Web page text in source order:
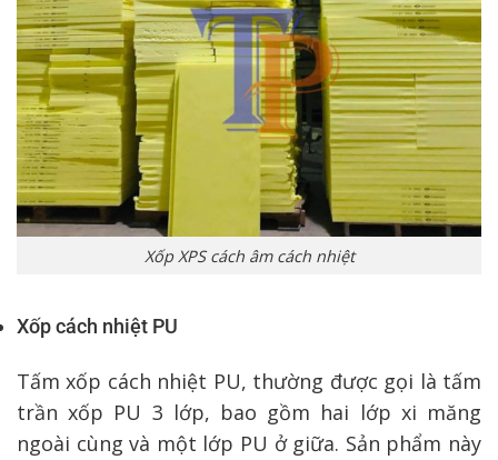
Xốp XPS cách âm cách nhiệt
Xốp cách nhiệt PU
Tấm xốp cách nhiệt PU, thường được gọi là tấm
trần xốp PU 3 lớp, bao gồm hai lớp xi măng
ngoài cùng và một lớp PU ở giữa. Sản phẩm này